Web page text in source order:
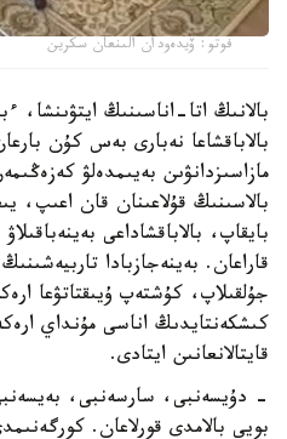
فوتو: ۆيدەودان الىنعان سكرين
بالانىڭ اتا-اناسىنىڭ
بالاباقشاعا نەبارى بەس كۇن
مازاسىزدانۋىن بەيىمدەلۋ
بالاسىنىڭ قۇلاعىنان قان اعىپ،
بايقاپ، بالاباقشاداعى
قاراعان. بەينەجازبادا
جۇلقىلاپ، كۇشتەپ ۇيىقتاتۋعا
كىشكەنتايدىڭ اناسى مۇنداي
قايتالانعانىن ايتادى.
- دۇيسەنبى، سارسەنبى،
بويى بالامدى قورلاعان.